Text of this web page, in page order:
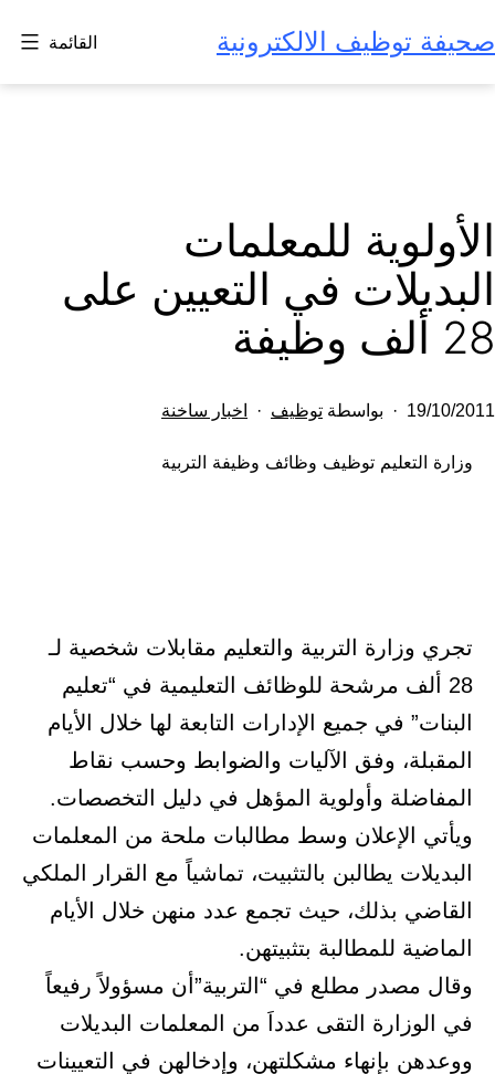
إلى
المحتوى
صحيفة توظيف الالكترونية القائمة
الأولوية للمعلمات
البديلات في التعيين على
28 ألف وظيفة
تم
في
19/10/2011 بواسطة توظيف
مصنف
اخبار ساخنة
وزارة التعليم توظيف وظائف وظيفة التربية
تجري وزارة التربية والتعليم مقابلات شخصية لـ
28 ألف مرشحة للوظائف التعليمية في “تعليم
البنات” في جميع الإدارات التابعة لها خلال الأيام
المقبلة، وفق الآليات والضوابط وحسب نقاط
المفاضلة وأولوية المؤهل في دليل التخصصات.
ويأتي الإعلان وسط مطالبات ملحة من المعلمات
البديلات يطالبن بالتثبيت، تماشياً مع القرار الملكي
القاضي بذلك، حيث تجمع عدد منهن خلال الأيام
الماضية للمطالبة بتثبيتهن.
وقال مصدر مطلع في “التربية”أن مسؤولاً رفيعاً
في الوزارة التقى عدداَ من المعلمات البديلات
ووعدهن بإنهاء مشكلتهن، وإدخالهن في التعيينات